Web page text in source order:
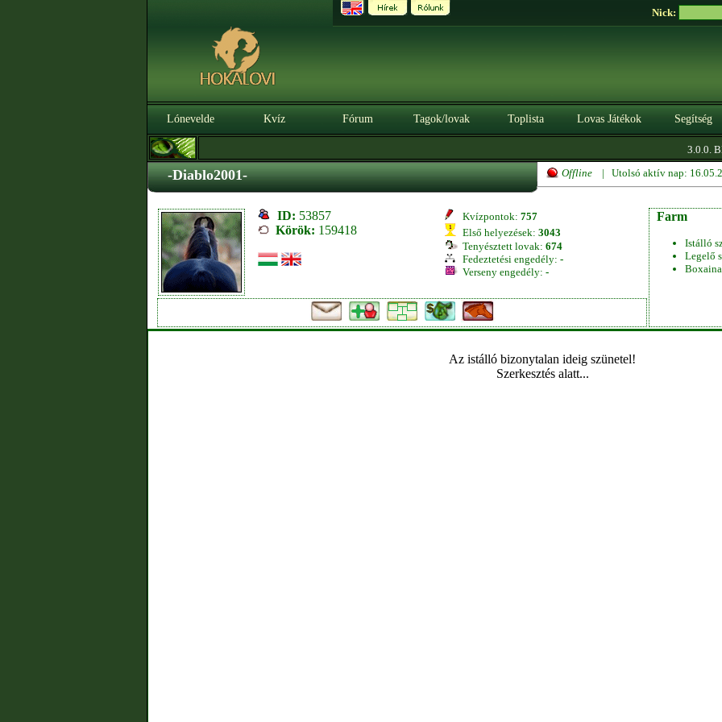
Nick:
Lónevelde Kvíz Fórum Tagok/lovak Toplista Lovas Játékok Segítség
3.0.0.
-Diablo2001- Offline | Utolsó aktív nap:
ID: 53857
Körök: 159418
Kvízpontok: 757
Első helyezések: 3043
Tenyésztett lovak: 674
Fedeztetési engedély: -
Verseny engedély: -
Farm
Istálló
Legelő